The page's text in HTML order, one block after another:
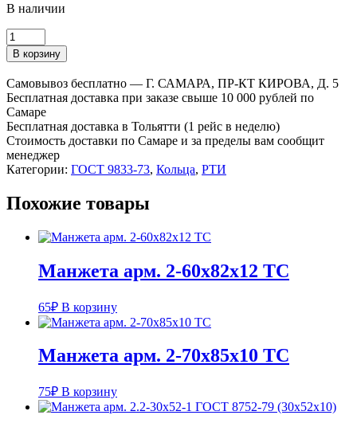
В наличии
Количество
товара
Кольцо
8,00х3,00
В корзину
Самовывоз бесплатно — Г. САМАРА, ПР-КТ КИРОВА, Д. 5
Бесплатная доставка при заказе свыше 10 000 рублей по
Самаре
Бесплатная доставка в Тольятти (1 рейс в неделю)
Стоимость доставки по Самаре и за пределы вам сообщит
менеджер
Категории: ГОСТ 9833-73, Кольца, РТИ
Похожие товары
Манжета арм. 2-60х82х12 ТC
65₽ В корзину
Манжета арм. 2-70х85х10 ТС
75₽ В корзину